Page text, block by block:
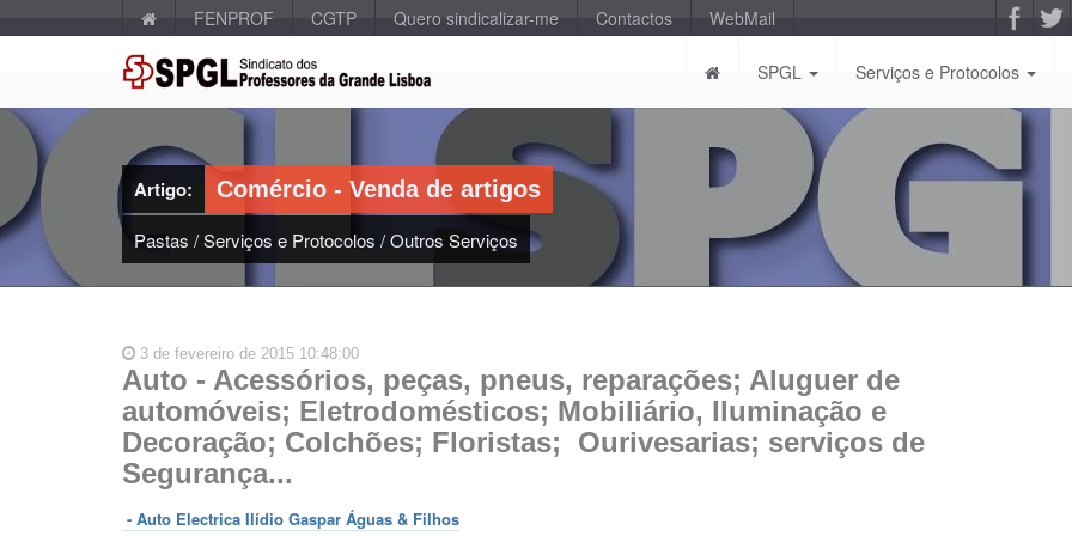
FENPROF CGTP Quero sindicalizar-me Contactos WebMail
SPGL Serviços e Protocolos
Artigo: Comércio - Venda de artigos
Pastas /Serviços e Protocolos /Outros Serviços
3 de fevereiro de 2015 10:48:00
Auto - Acessórios, peças, pneus, reparações; Aluguer de
automóveis; Eletrodomésticos; Mobiliário, Iluminação e
Decoração; Colchões; Floristas; Ourivesarias; serviços de
Segurança...
- Auto Electrica Ilídio Gaspar Águas & Filhos